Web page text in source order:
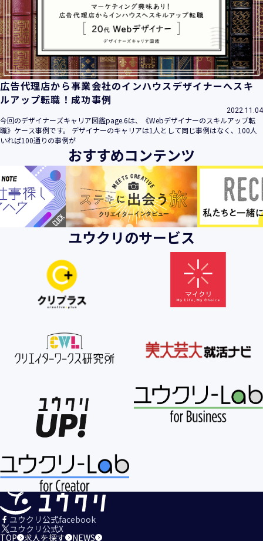
・当社の運営・提供するサービス（以下総称して「当社サー
ビス」といいます。）において、お客様が、当社でご利用に
なったサービスの内容、ご利用日時、ご利用回数などのご利
用内容及びご利用履歴に関する情報
【個人情報の取得・収集について】
当社は、以下の方法により、個人情報を取得させていただき
ます。
当社サービスにおいて、自ら入力された個人情報を、当社は
取得・収集させていただきます。
・電子メール、郵便、書面、電話等の手段により取得・収集
させていただく方法
当社に対し、電子メール、郵便、書面、電話等の手段によっ
て、ご提供いただいた個人情報を、当社は取得・収集させて
いただきます。
・当社等へアクセスされた際に情報を収集させていただく方
す。これらの情報には、利用されるURL、ブラウザや携帯電
話の種類、IPアドレスなどの情報を含みます。
【個人情報の利用目的の公表】
当社は、個人情報を次の利用目的の範囲内で利用すること
第１項及びJISQ15001:2017の附属書A.3.4.2.4に基づき公表し
＜個人情報の利用目的＞
１．当社のサービスを提供するため
２．当社のサービスを安心・安全にご利用いただける環境整
備のため
３．当社のサービスの運営・管理のため
４．当社のサービスに関するご案内、お問い合せ等への対応
５．当社、その他当社のサービスについての調査・データ集
積、改善、研究開発のため
６．当社がおすすめする商品・サービスなどのご案内を送
信・送付するため
７．当社とお客様の間での必要な連絡を行うため
８．当社のサービスに関する当社の規約、ポリシー等（以下
「規約等」といいます。）に違反する行為に対する対応のた
広告代理店から事業会社のインハウスデザイナーへスキ
ルアップ転職！成功事例
2022.11.04
今回のデザイナーズキャリア図鑑page.6は、《Webデザイナーのスキルアップ転
職》ケース事例です。 デザイナーのキャリアは1人として同じ事例はなく、100人
いれば100通りの事例が
おすすめコンテンツ
ユウクリのサービス
ユウクリ公式facebook
ユウクリ公式X
TOP 求人を探す NEWS